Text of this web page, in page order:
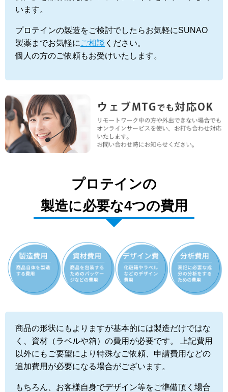
います。
プロテインの製造をご検討でしたらお気軽にSUNAO
製薬までお気軽に ご相談 ください。
個人の方のご依頼もお受けいたします。
プロテインの
製造に必要な4つの費用
商品の形状にもよりますが基本的には製造だけではな
く、資材（ラベルや箱）の費用が必要です。 上記費用
以外にもご要望により特殊なご依頼、申請費用などの
追加費用が必要になる場合がございます。
もちろん、お客様自身でデザイン等をご準備頂く場合